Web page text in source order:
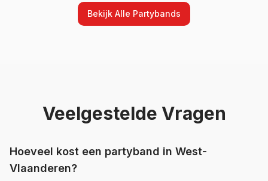
Bekijk Alle Partybands
Veelgestelde Vragen
Hoeveel kost een partyband in West-
Vlaanderen?